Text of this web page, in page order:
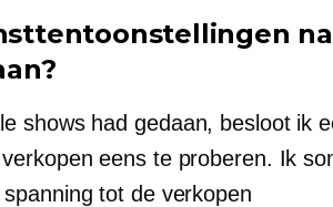
shows had gedaan, besloot ik
eens te proberen. Ik
tot de verkopen